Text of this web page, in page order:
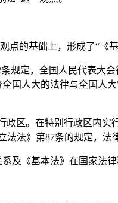
的基础上，形成了“《
定，全国人民代表大
国人大的法律与全国人
区。在特别行政区内实
法》第87条的规定，
《基本法》在国家法律